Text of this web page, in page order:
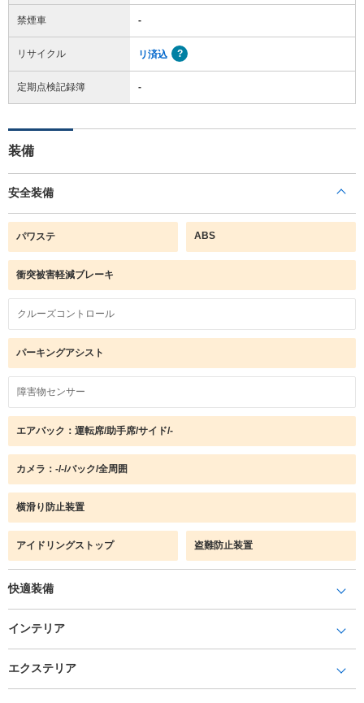
禁煙車 -
リサイクル リ済込
定期点検記録簿 -
装備
安全装備
パワステ ABS
衝突被害軽減ブレーキ
クルーズコントロール
パーキングアシスト
障害物センサー
エアバック：運転席/助手席/サイド/-
カメラ：-/-/バック/全周囲
横滑り防止装置
アイドリングストップ 盗難防止装置
快適装備
インテリア
エクステリア